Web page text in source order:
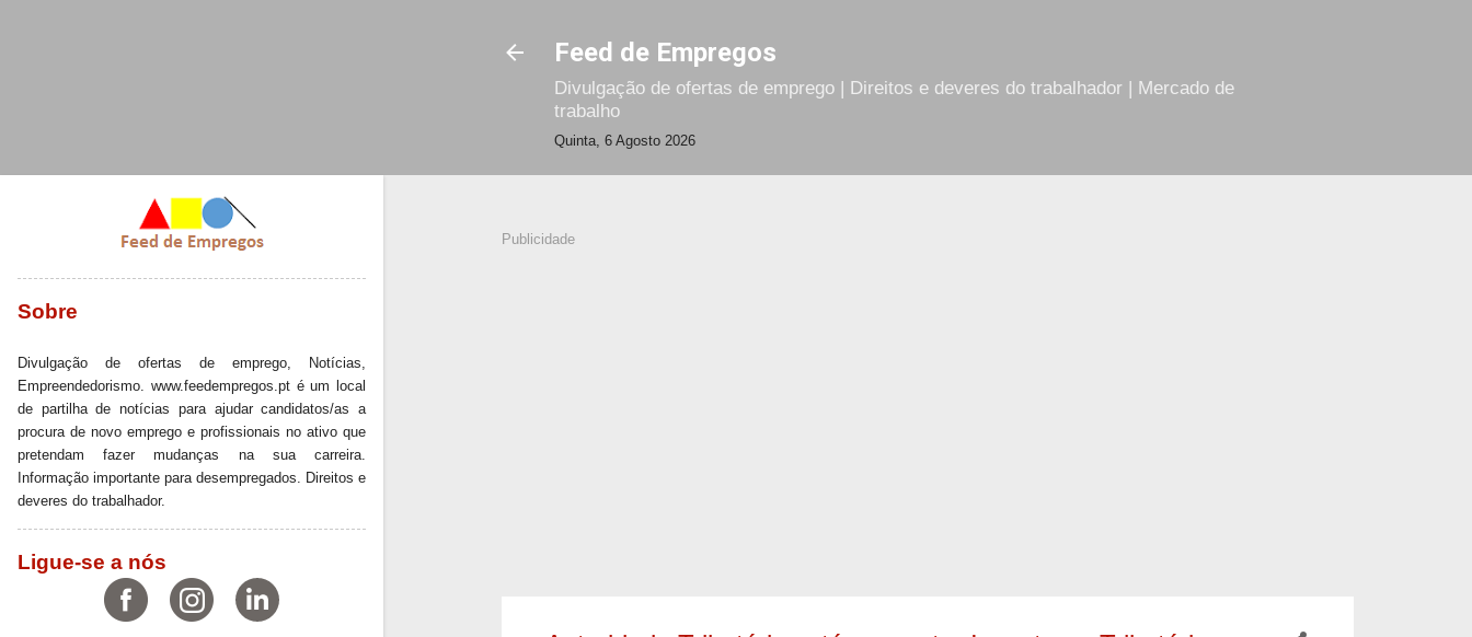
Feed de Empregos
Divulgação de ofertas de emprego | Direitos e deveres do trabalhador | Mercado de
trabalho
Quinta, 6 Agosto 2026
Publicidade
Sobre
Divulgação de ofertas de emprego, Notícias,
Empreendedorismo. www.feedempregos.pt é um local
de partilha de notícias para ajudar candidatos/as a
procura de novo emprego e profissionais no ativo que
pretendam fazer mudanças na sua carreira.
Informação importante para desempregados. Direitos e
deveres do trabalhador.
Ligue-se a nós